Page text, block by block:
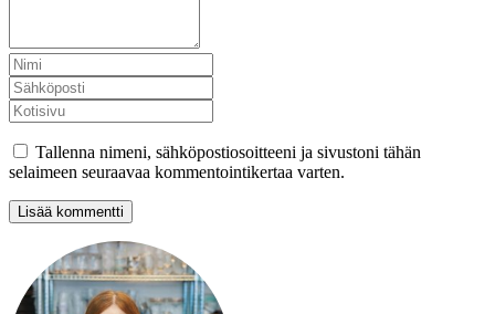
Tallenna nimeni, sähköpostiosoitteeni ja sivustoni tähän
selaimeen seuraavaa kommentointikertaa varten.